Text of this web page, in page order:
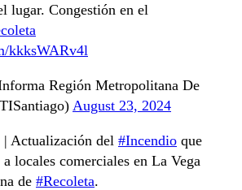
lugar. Congestión en el
kkksWARv4l
Región Metropolitana De
August 23, 2024
del #Incendio que
a locales comerciales en La Vega
de #Recoleta.